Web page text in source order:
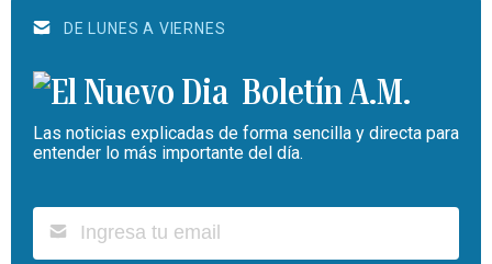
DE LUNES A VIERNES
Boletín A.M.
Las noticias explicadas de forma sencilla y directa para
entender lo más importante del día.